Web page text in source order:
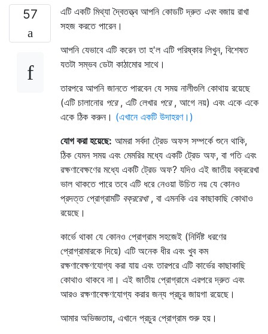
57 এটি একটি মিথ্যা দ্বৈতত্ত্ব আপনি কোডটি দ্রুত এবংবজায় রাখা
সহজ করতে পারেন।
আপনি যেভাবে এটি করেন তা হ'ল এটি পরিষ্কার লিখুন, বিশেষত
যতটা সম্ভব ডেটা কাঠামোর সাথে।
তারপরে আপনি জানতে পারবেন যে সময় নালীগুলি কোথায় রয়েছে
(এটি চালানোর পরে, এটি লেখার পরে, আগে নয়) এবং একে একে
একে ঠিক করুন। (এখানে একটি উদাহরণ।)
যোগ করা হয়েছে: আমরা সর্বদা ট্রেড অফস সম্পর্কে শুনে থাকি,
ঠিক যেমন সময় এবং মেমরির মধ্যে একটি ট্রেড অফ, বা গতি এবং
রক্ষণাবেক্ষণের মধ্যে একটি ট্রেড অফ? যদিও এই জাতীয় বক্ররেখা
ভাল থাকতে পারে তবে এটি ধরে নেওয়া উচিত নয় যে কোনও
প্রদত্ত প্রোগ্রামটি বক্ররেখা, বা এমনকি এর কাছাকাছি কোথাও
রয়েছে।
কার্ভে থাকা যে কোনও প্রোগ্রাম সহজেই (নির্দিষ্ট ধরণের
প্রোগ্রামারকে দিয়ে) এটি অনেক ধীর এবং খুব কম
রক্ষণাবেক্ষণযোগ্য করা যায় এবং তারপরে এটি কার্ভের কাছাকাছি
কোথাও থাকবে না। এই জাতীয় প্রোগ্রামে এরপরে দ্রুত এবং
আরও রক্ষণাবেক্ষণযোগ্য করার জন্য প্রচুর জায়গা রয়েছে।
আমার অভিজ্ঞতায়, এখানে প্রচুর প্রোগ্রাম শুরু হয়।